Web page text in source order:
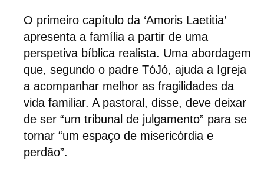
O primeiro capítulo da ‘Amoris Laetitia’
apresenta a família a partir de uma
perspetiva bíblica realista. Uma abordagem
que, segundo o padre TóJó, ajuda a Igreja
a acompanhar melhor as fragilidades da
vida familiar. A pastoral, disse, deve deixar
de ser “um tribunal de julgamento” para se
tornar “um espaço de misericórdia e
perdão”.